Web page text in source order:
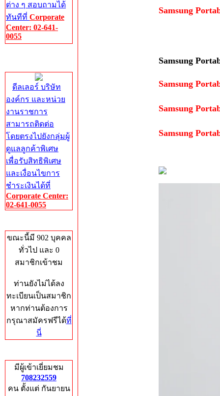
ต่าง ๆ สอบถามได้
ทันทีที่ Corporate
Center: 02-641-
0055
ดีลเลอร์ บริษัท
องค์กร และหน่วย
งานราชการ
สามารถติดต่อ
โดยตรงไปยังกลุ่มผู้
ดูแลลูกค้าพิเศษ
เพื่อรับสิทธิพิเศษ
และเงื่อนไขการ
ชำระเงินได้ที่
Corporate Center:
02-641-0055
ขณะนี้มี 902 บุคคล
ทั่วไป และ 0
สมาชิกเข้าชม
ท่านยังไม่ได้ลง
ทะเบียนเป็นสมาชิก
หากท่านต้องการ
กรุณาสมัครฟรีได้ที่
นี่
มีผู้เข้าเยี่ยมชม
708232559
คน ตั้งแต่ กันยายน
Samsung
Samsung
Samsung
Samsung
Samsung